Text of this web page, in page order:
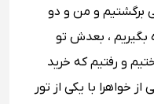
برگشتیم و من و دو
بگیریم ، بعدش تو
و رفتیم که خرید
خواهرا با یکی از تور